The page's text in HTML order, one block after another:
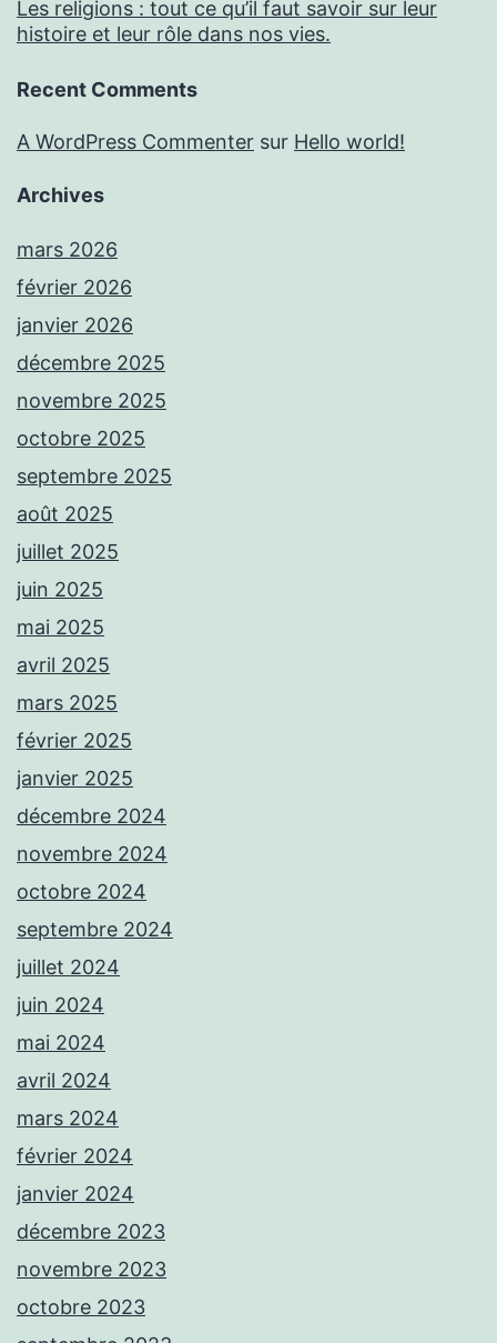
Les religions : tout ce qu’il faut savoir sur leur
histoire et leur rôle dans nos vies.
Recent Comments
A WordPress Commenter sur Hello world!
Archives
mars 2026
février 2026
janvier 2026
décembre 2025
novembre 2025
octobre 2025
septembre 2025
août 2025
juillet 2025
juin 2025
mai 2025
avril 2025
mars 2025
février 2025
janvier 2025
décembre 2024
novembre 2024
octobre 2024
septembre 2024
juillet 2024
juin 2024
mai 2024
avril 2024
mars 2024
février 2024
janvier 2024
décembre 2023
novembre 2023
octobre 2023